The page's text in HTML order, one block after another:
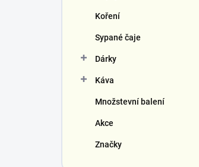
Koření
Sypané čaje
Dárky
Káva
Množstevní balení
Akce
Značky